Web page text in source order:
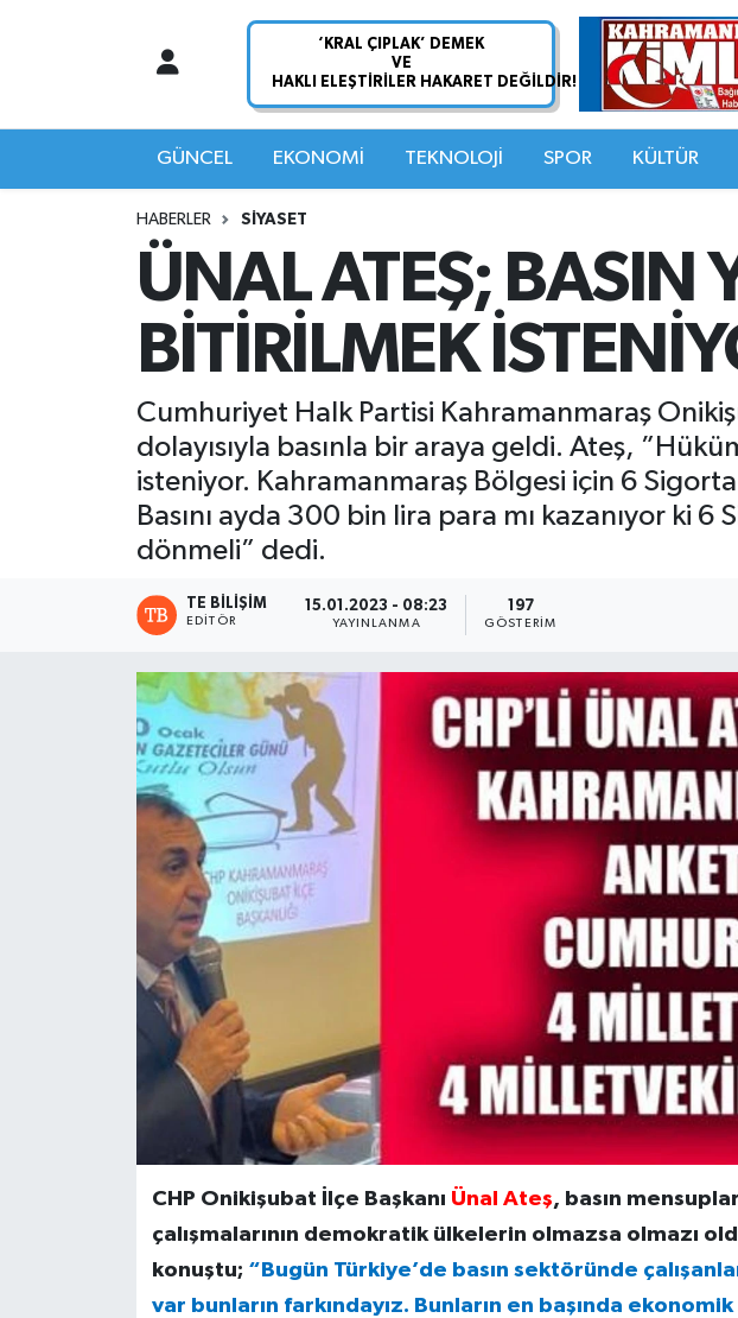
GÜNCEL EKONOMİ TEKNOLOJİ SPOR KÜLTÜR
HABERLER SİYASET
ÜNAL ATEŞ; BASIN
BİTİRİLMEK
Cumhuriyet Halk Partisi Kahramanmaraş
dolayısıyla basınla bir araya geldi. Ateş,
isteniyor. Kahramanmaraş Bölgesi için 6
Basını ayda 300 bin lira para mı kazanıyor ki 6
dönmeli” dedi.
TE BILIŞIM
EDITÖR
15.01.2023 - 08:23
YAYINLANMA
197
GÖSTERIM
CHP Onikişubat İlçe Başkanı Ünal Ateş, basın
çalışmalarının demokratik ülkelerin olmazsa olmazı
konuştu; “Bugün Türkiye’de basın sektöründe
var bunların farkındayız. Bunların en başında ekonomik
Hava Durumu
Namaz Vakitleri
Trafik Durumu
Süper Lig Puan Durumu ve Fikstür
Son Dakika Haberleri
Haber Arşivi